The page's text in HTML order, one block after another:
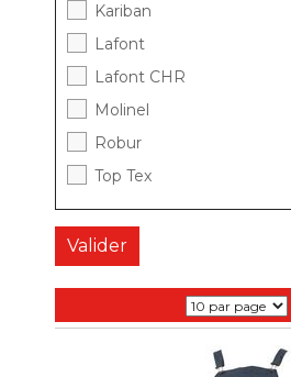
Kariban
Lafont
Lafont CHR
Molinel
Robur
Top Tex